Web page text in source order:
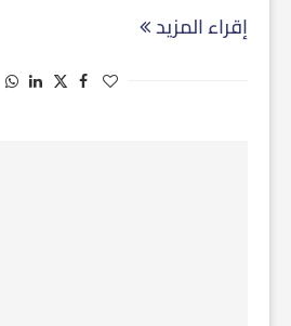
إقراء المزيد